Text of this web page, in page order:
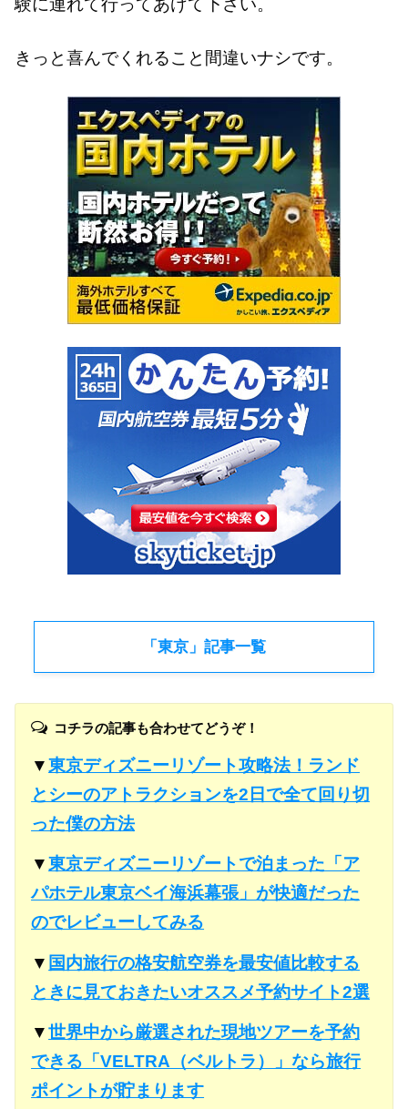
験に連れて行ってあげて下さい。
きっと喜んでくれること間違いナシです。
「東京」記事一覧
コチラの記事も合わせてどうぞ！
▼東京ディズニーリゾート攻略法！ランド
とシーのアトラクションを2日で全て回り切
った僕の方法
▼東京ディズニーリゾートで泊まった「ア
パホテル東京ベイ海浜幕張」が快適だった
のでレビューしてみる
▼ 国内旅行の格安航空券を最安値比較する
ときに見ておきたいオススメ予約サイト2選
▼世界中から厳選された現地ツアーを予約
できる「VELTRA（ベルトラ）」なら旅行
ポイントが貯まります